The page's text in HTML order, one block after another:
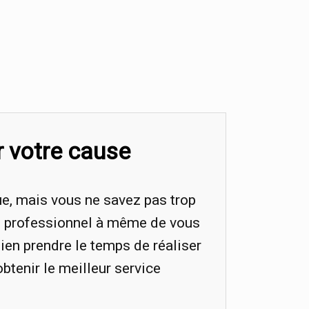
votre cause
mais vous ne savez pas trop
à même de vous
prendre le temps de réaliser
le meilleur service